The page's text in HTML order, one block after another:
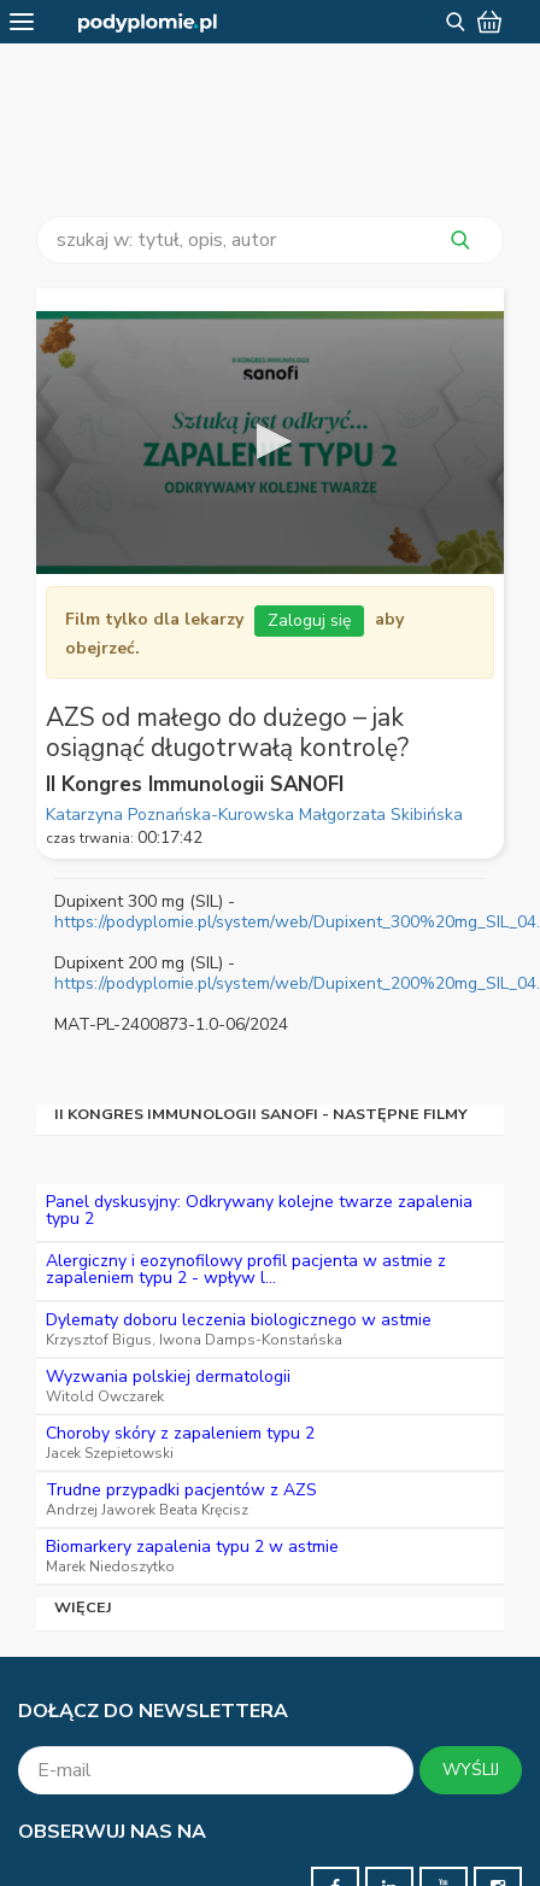
seconds
Film tylko dla lekarzy Zaloguj się
aby
obejrzeć.
AZS od małego do dużego – jak
osiągnąć długotrwałą kontrolę?
II Kongres Immunologii SANOFI
Katarzyna Poznańska-Kurowska Małgorzata Skibińska
czas trwania: 00:17:42
Dupixent 300 mg (SIL) -
https://podyplomie.pl/system/web/
Dupixent 200 mg (SIL) -
https://podyplomie.pl/system/web/
MAT-PL-2400873-1.0-06/2024
II KONGRES IMMUNOLOGII SANOFI - NASTĘPNE FILMY
Panel dyskusyjny: Odkrywany kolejne twarze zapalenia
typu 2
Alergiczny i eozynofilowy profil pacjenta w astmie z
zapaleniem typu 2 - wpływ l...
Dylematy doboru leczenia biologicznego w astmie
Krzysztof Bigus, Iwona Damps-Konstańska
Wyzwania polskiej dermatologii
Witold Owczarek
Choroby skóry z zapaleniem typu 2
Jacek Szepietowski
Trudne przypadki pacjentów z AZS
Andrzej Jaworek Beata Kręcisz
Biomarkery zapalenia typu 2 w astmie
Marek Niedoszytko
WIĘCEJ
DOŁĄCZ DO NEWSLETTERA
WYŚLIJ
OBSERWUJ NAS NA